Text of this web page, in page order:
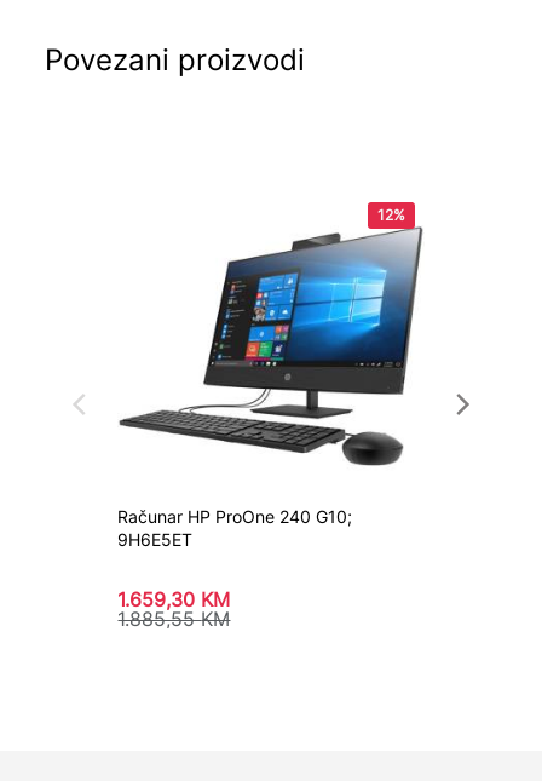
Povezani proizvodi
12%
Računar HP ProOne 240 G10;
9H6E5ET
1.659,30 KM
1.885,55KM